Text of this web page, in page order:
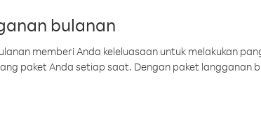
bulanan
memberi Anda keleluasaan untuk melakukan
paket Anda setiap saat. Dengan paket